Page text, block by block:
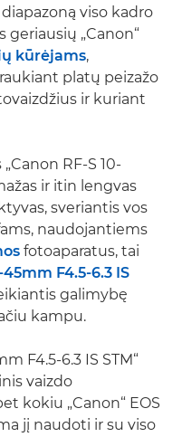
viso kadro
geriausių „Canon“
kūrėjams,
platų peizažo
ir kuriant
RF-S 10-
ir itin lengvas
sveriantis vos
naudojantiems
fotoaparatus, tai
45mm F4.5-6.3 IS
galimybę
kampu.
F4.5-6.3 IS STM“
vaizdo
kokiu „Canon“ EOS
jį naudoti ir su viso